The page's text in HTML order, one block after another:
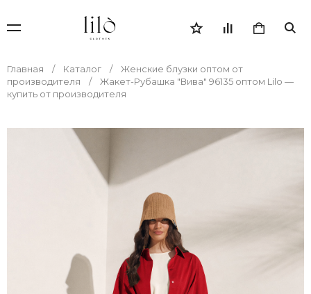
Главная Каталог
Женские блузки оптом от
производителя
Жакет-Рубашка "Вива" 96135 оптом Lilo —
купить от производителя